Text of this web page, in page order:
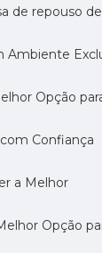
de repouso
Ambiente
Opção
Confiança
a Melhor
Opção